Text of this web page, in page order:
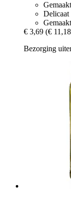
Delicaat
€ 3,69 (€
Bezorging